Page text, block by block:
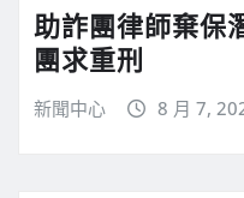
助詐團律師棄保
團求重刑
新聞中心 8 月 7,